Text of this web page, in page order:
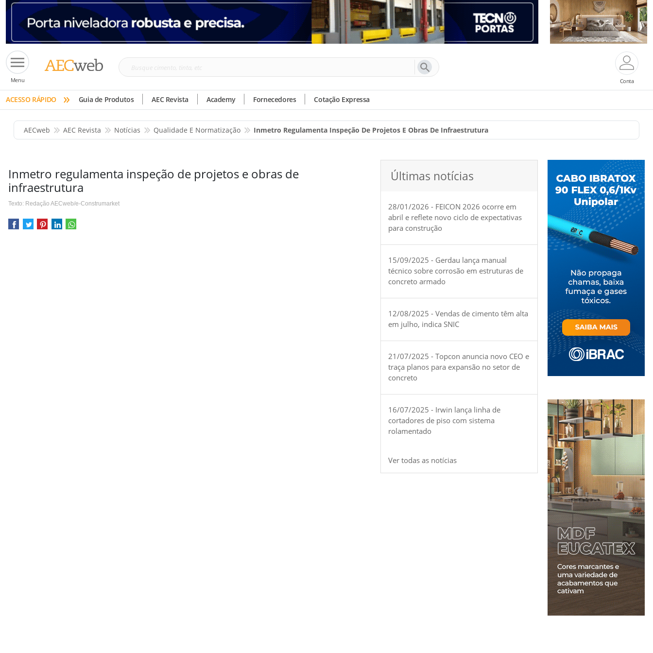
Menu
Busque
tinta,
etc
Conta
ACESSO RÁPIDO » Guia de Produtos AEC Revista Academy Fornecedores Cotação Expressa
AECweb AEC Revista Notícias Qualidade E Normatização Inmetro Regulamenta Inspeção De Projetos E Obras De Infraestrutura
Inmetro regulamenta inspeção de projetos e obras de
infraestrutura
Texto: Redação AECweb/e-Construmarket
Últimas notícias
28/01/2026 - FEICON 2026 ocorre em
abril e reflete novo ciclo de expectativas
para construção
15/09/2025 - Gerdau lança manual
técnico sobre corrosão em estruturas de
concreto armado
12/08/2025 - Vendas de cimento têm alta
em julho, indica SNIC
21/07/2025 - Topcon anuncia novo CEO e
traça planos para expansão no setor de
concreto
16/07/2025 - Irwin lança linha de
cortadores de piso com sistema
rolamentado
Ver todas as notícias